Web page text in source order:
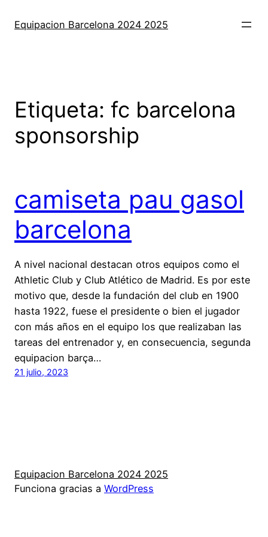
Equipacion Barcelona 2024 2025
Etiqueta: fc barcelona
sponsorship
camiseta pau gasol
barcelona
A nivel nacional destacan otros equipos como el
Athletic Club y Club Atlético de Madrid. Es por este
motivo que, desde la fundación del club en 1900
hasta 1922, fuese el presidente o bien el jugador
con más años en el equipo los que realizaban las
tareas del entrenador y, en consecuencia, segunda
equipacion barça…
21 julio, 2023
Equipacion Barcelona 2024 2025
Funciona gracias a WordPress